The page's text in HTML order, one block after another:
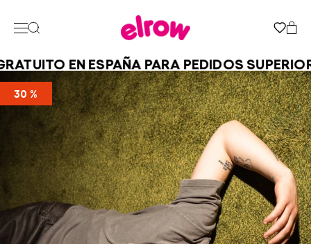
EN ESPAÑA PARA PEDIDOS
30 %